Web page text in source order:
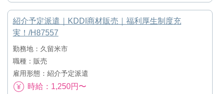
紹介予定派遣｜KDDI商材販売｜福利厚生制度充
実！/H87557
勤務地：久留米市
職種：販売
雇用形態：紹介予定派遣
時給：1,250円〜